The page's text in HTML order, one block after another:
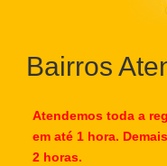
Bairros
Atendemos toda a
em até 1 hora.
2 horas.